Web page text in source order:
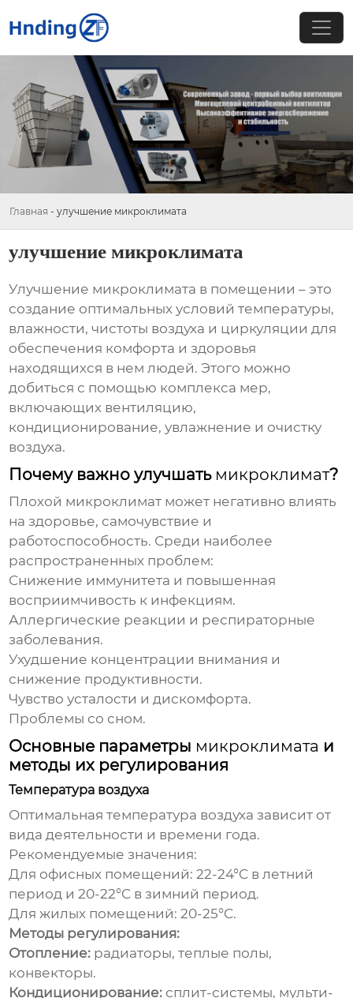
Главная - улучшение микроклимата
улучшение микроклимата
Улучшение микроклимата в помещении – это
создание оптимальных условий температуры,
влажности, чистоты воздуха и циркуляции для
обеспечения комфорта и здоровья
находящихся в нем людей. Этого можно
добиться с помощью комплекса мер,
включающих вентиляцию,
кондиционирование, увлажнение и очистку
воздуха.
Почему важно улучшать микроклимат?
Плохой микроклимат может негативно влиять
на здоровье, самочувствие и
работоспособность. Среди наиболее
распространенных проблем:
Снижение иммунитета и повышенная
восприимчивость к инфекциям.
Аллергические реакции и респираторные
заболевания.
Ухудшение концентрации внимания и
снижение продуктивности.
Чувство усталости и дискомфорта.
Проблемы со сном.
Основные параметры микроклимата и
методы их регулирования
Температура воздуха
Оптимальная температура воздуха зависит от
вида деятельности и времени года.
Рекомендуемые значения:
Для офисных помещений: 22-24°C в летний
период и 20-22°C в зимний период.
Для жилых помещений: 20-25°C.
Методы регулирования:
Отопление: радиаторы, теплые полы,
конвекторы.
Кондиционирование: сплит-системы, мульти-